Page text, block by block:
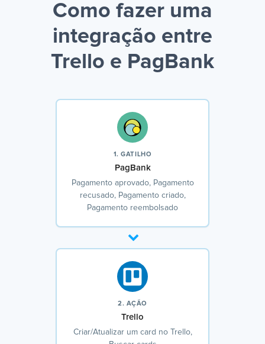
Como fazer uma
integração entre
Trello e PagBank
1. GATILHO
PagBank
Pagamento aprovado, Pagamento
recusado, Pagamento criado,
Pagamento reembolsado
2. AÇÃO
Trello
Criar/Atualizar um card no Trello,